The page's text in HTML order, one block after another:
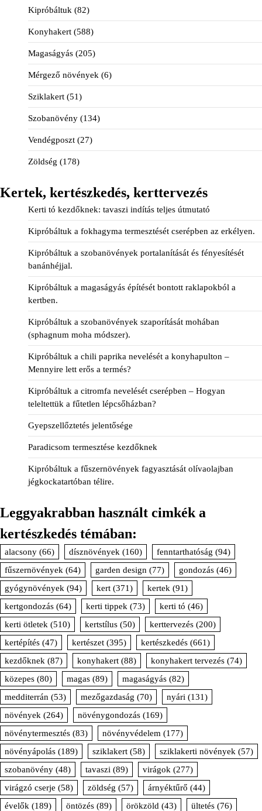
Kipróbáltuk (82)
Konyhakert (588)
Magaságyás (205)
Mérgező növények (6)
Sziklakert (51)
Szobanövény (134)
Vendégposzt (27)
Zöldség (178)
Kertek, kertészkedés, kerttervezés
Kerti tó kezdőknek: tavaszi indítás teljes útmutató
Kipróbáltuk a fokhagyma termesztését cserépben az erkélyen.
Kipróbáltuk a szobanövények portalanítását és fényesítését
banánhéjjal.
Kipróbáltuk a magaságyás építését bontott raklapokból a
kertben.
Kipróbáltuk a szobanövények szaporítását mohában
(sphagnum moha módszer).
Kipróbáltuk a chili paprika nevelését a konyhapulton –
Mennyire lett erős a termés?
Kipróbáltuk a citromfa nevelését cserépben – Hogyan
teleltettük a fűtetlen lépcsőházban?
Gyepszellőztetés jelentősége
Paradicsom termesztése kezdőknek
Kipróbáltuk a fűszernövények fagyasztását olívaolajban
jégkockatartóban télire.
Leggyakrabban használt cimkék a
kertészkedés témában:
alacsony (66) dísznövények (160) fenntarthatóság (94)
fűszernövények (64) garden design (77) gondozás (46)
gyógynövények (94) kert (371) kertek (91)
kertgondozás (64) kerti tippek (73) kerti tó (46)
kerti ötletek (510) kertstílus (50) kerttervezés (200)
kertépítés (47) kertészet (395) kertészkedés (661)
kezdőknek (87) konyhakert (88) konyhakert tervezés (74)
közepes (80) magas (89) magaságyás (82)
medditerrán (53) mezőgazdaság (70) nyári (131)
növények (264) növénygondozás (169)
növénytermesztés (83) növényvédelem (177)
növényápolás (189) sziklakert (58) sziklakerti növények (57)
szobanövény (48) tavaszi (89) virágok (277)
virágzó cserje (58) zöldség (57) árnyéktűrő (44)
évelők (189) öntözés (89) örökzöld (43) ültetés (76)